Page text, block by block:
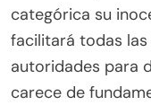
categórica su
facilitará todas
autoridades para
carece de